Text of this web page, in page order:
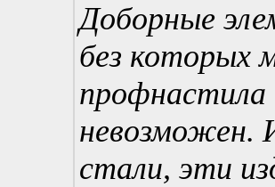
Доборные
без которых
профнастила
невозможен.
стали, эти